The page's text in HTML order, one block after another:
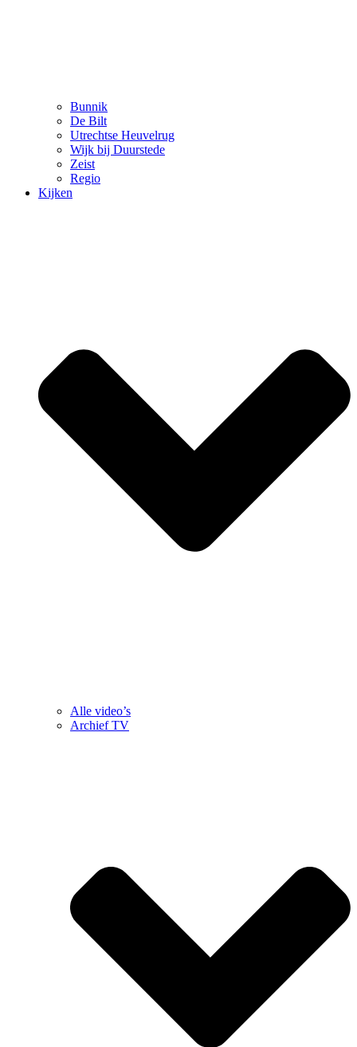
Bunnik
De Bilt
Utrechtse Heuvelrug
Wijk bij Duurstede
Zeist
Regio
Kijken
Alle video’s
Archief TV